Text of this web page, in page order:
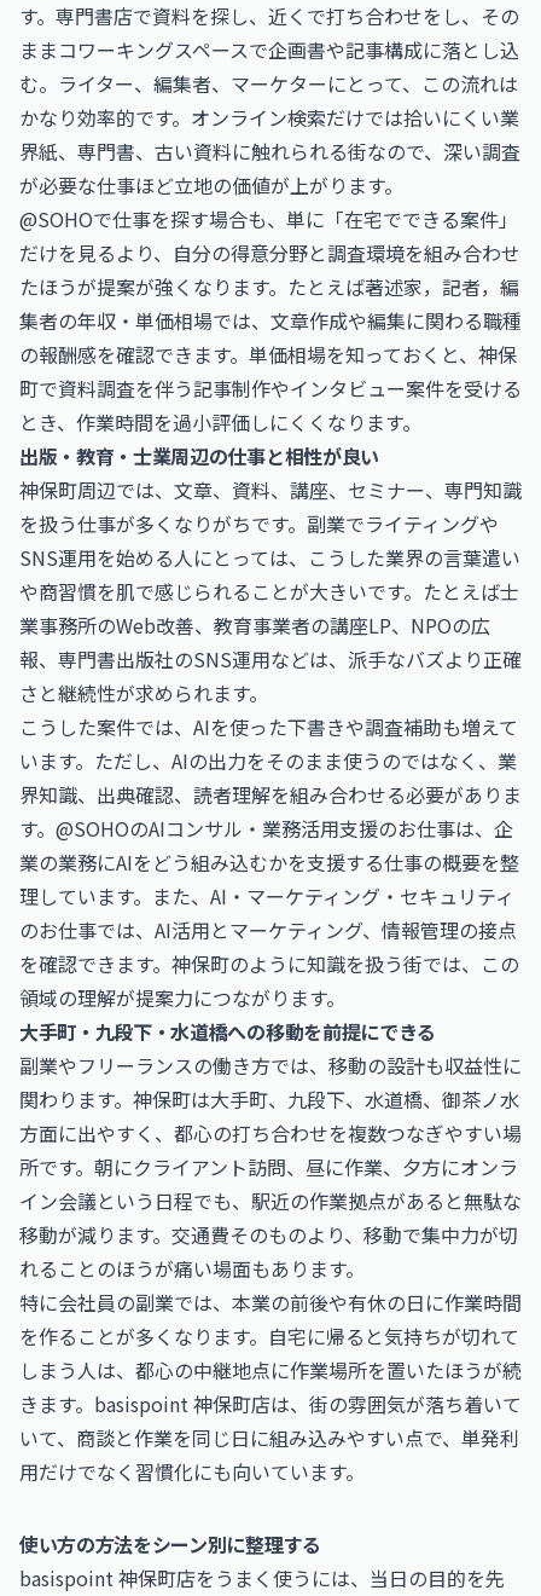
す。専門書店で資料を探し、近くで打ち合わせをし、その
ままコワーキングスペースで企画書や記事構成に落とし込
む。ライター、編集者、マーケターにとって、この流れは
かなり効率的です。オンライン検索だけでは拾いにくい業
界紙、専門書、古い資料に触れられる街なので、深い調査
が必要な仕事ほど立地の価値が上がります。
@SOHOで仕事を探す場合も、単に「在宅でできる案件」
だけを見るより、自分の得意分野と調査環境を組み合わせ
たほうが提案が強くなります。たとえば著述家，記者，編
集者の年収・単価相場では、文章作成や編集に関わる職種
の報酬感を確認できます。単価相場を知っておくと、神保
町で資料調査を伴う記事制作やインタビュー案件を受ける
とき、作業時間を過小評価しにくくなります。
出版・教育・士業周辺の仕事と相性が良い
神保町周辺では、文章、資料、講座、セミナー、専門知識
を扱う仕事が多くなりがちです。副業でライティングや
SNS運用を始める人にとっては、こうした業界の言葉遣い
や商習慣を肌で感じられることが大きいです。たとえば士
業事務所のWeb改善、教育事業者の講座LP、NPOの広
報、専門書出版社のSNS運用などは、派手なバズより正確
さと継続性が求められます。
こうした案件では、AIを使った下書きや調査補助も増えて
います。ただし、AIの出力をそのまま使うのではなく、業
界知識、出典確認、読者理解を組み合わせる必要がありま
す。@SOHOのAIコンサル・業務活用支援のお仕事は、企
業の業務にAIをどう組み込むかを支援する仕事の概要を整
理しています。また、 AI・マーケティング・セキュリティ
のお仕事では、AI活用とマーケティング、情報管理の接点
を確認できます。神保町のように知識を扱う街では、この
領域の理解が提案力につながります。
大手町・九段下・水道橋への移動を前提にできる
副業やフリーランスの働き方では、移動の設計も収益性に
関わります。神保町は大手町、九段下、水道橋、御茶ノ水
方面に出やすく、都心の打ち合わせを複数つなぎやすい場
所です。朝にクライアント訪問、昼に作業、夕方にオンラ
イン会議という日程でも、駅近の作業拠点があると無駄な
移動が減ります。交通費そのものより、移動で集中力が切
れることのほうが痛い場面もあります。
特に会社員の副業では、本業の前後や有休の日に作業時間
を作ることが多くなります。自宅に帰ると気持ちが切れて
しまう人は、都心の中継地点に作業場所を置いたほうが続
きます。basispoint 神保町店は、街の雰囲気が落ち着いて
いて、商談と作業を同じ日に組み込みやすい点で、単発利
用だけでなく習慣化にも向いています。
使い方の方法をシーン別に整理する
basispoint 神保町店をうまく使うには、当日の目的を先